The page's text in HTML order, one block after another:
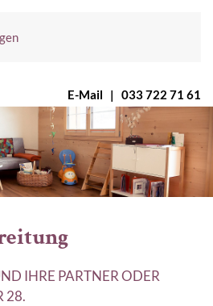
E-Mail | 033 722 71 61
IHRE PARTNER ODER
28.